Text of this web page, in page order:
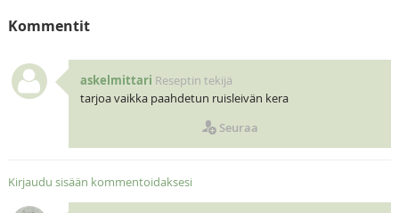
Kommentit
askelmittari Reseptin tekijä
tarjoa vaikka paahdetun ruisleivän kera
Seuraa
Kirjaudu sisään kommentoidaksesi